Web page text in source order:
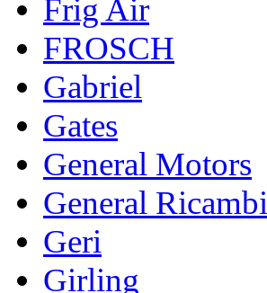
Frig Air
FROSCH
Gabriel
Gates
General Motors
General Ricambi
Geri
Girling